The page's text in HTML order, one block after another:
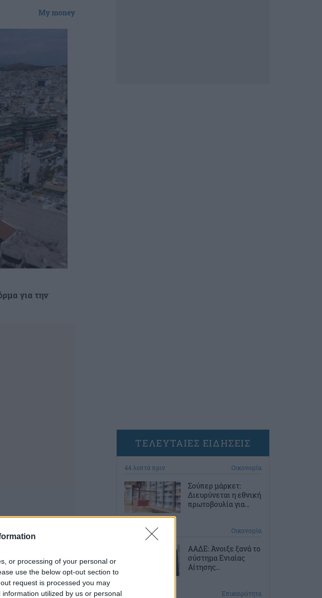
or processing of your personal or
use the below opt-out section to
request is processed you may
utilized by us or personal
My money
για την
ΤΕΛΕΥΤΑΙΕΣ ΕΙΔΗΣΕΙΣ
44 λεπτά πριν Οικονομία
Σούπερ μάρκετ:
Διευρύνεται η εθνική
πρωτοβουλία για...
1 ώρα πριν Οικονομία
ΑΑΔΕ: Άνοιξε ξανά το
σύστημα Ενιαίας
Αίτησης...
Επικαιρότητα